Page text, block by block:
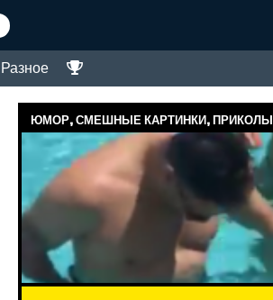
Разное
ЮМОР, СМЕШНЫЕ КАРТИНКИ, ПРИКОЛЫ